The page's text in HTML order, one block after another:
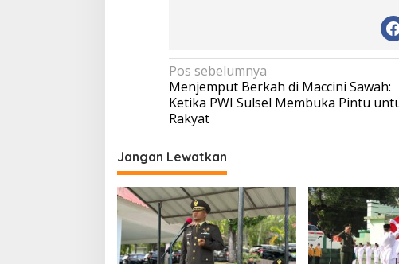
Navigasi
pos
Pos sebelumnya
Menjemput Berkah di Maccini Sawah:
Ketika PWI Sulsel Membuka Pintu
Rakyat
Jangan Lewatkan